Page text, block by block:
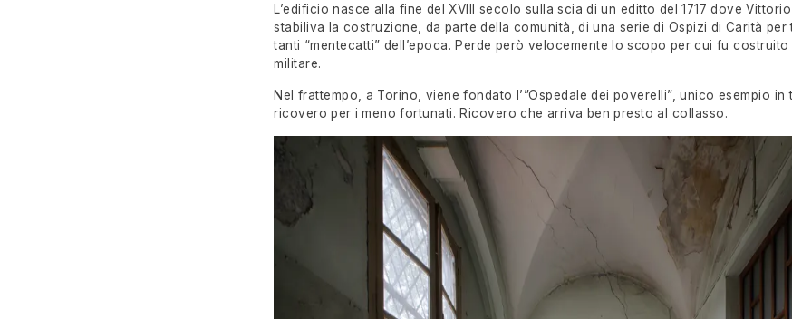
L’edificio nasce alla fine del XVIII secolo sulla scia di un editto del 1717 dove
stabiliva la costruzione, da parte della comunità, di una serie di Ospizi di Carità per
tanti “mentecatti” dell’epoca. Perde però velocemente lo scopo per cui fu
militare.
Nel frattempo, a Torino, viene fondato l’”Ospedale dei poverelli”, unico esempio in
ricovero per i meno fortunati. Ricovero che arriva ben presto al collasso.